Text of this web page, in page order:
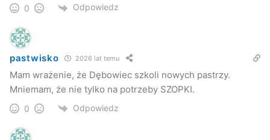
–Ta impreza powoli staje się imprezą cykliczną. W
podoba, że niektóre imprezy organizujemy tak, aby każda
miejscowość w gminie miała okazję wziąć w niej udział. To
po pierwsze – integruje mieszkańców, a po drugie –
motywuje miejscowości, aby pokazać się z jak najlepszej
Dębowiec.
0 Odpowiedz
pastwisko 2026 lat temu
Mam wrażenie, że Dębowiec szkoli nowych pastrzy.
Mniemam, że nie tylko na potrzeby SZOPKI.
0 Odpowiedz